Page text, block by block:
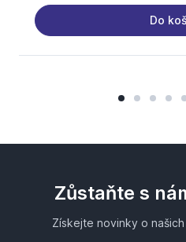
Do
Zůstaňte s
Získejte novinky o